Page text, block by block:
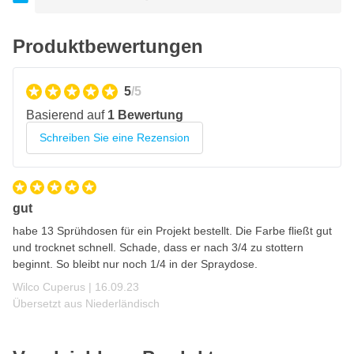
der sehr guten Haftung ist eine Primer als Grundierung
notwendig. Durch das Auftragen einer Grundierung verbessern
Sie die Haftung für ein noch besseres und haltbares Ergebnis.
Produkteigenschaften 2K RAL 1005 Honiggelb
Spraydose
RAL1005 Honiggelb nach Wunsch in Profiqualität
Diesel- und Benzinbeständig
Chemikalienbeständig
Benötigt keinenKlarlack
Produktbewertungen
5/5
Basierend auf 1 Bewertung
Schreiben Sie eine Rezension
gut
habe 13 Sprühdosen für ein Projekt bestellt. Die Farbe fließt gut
und trocknet schnell. Schade, dass er nach 3/4 zu stottern
beginnt. So bleibt nur noch 1/4 in der Spraydose.
Wilco Cuperus | 16. September 2023
16.09.23
Übersetzt aus Niederländisch